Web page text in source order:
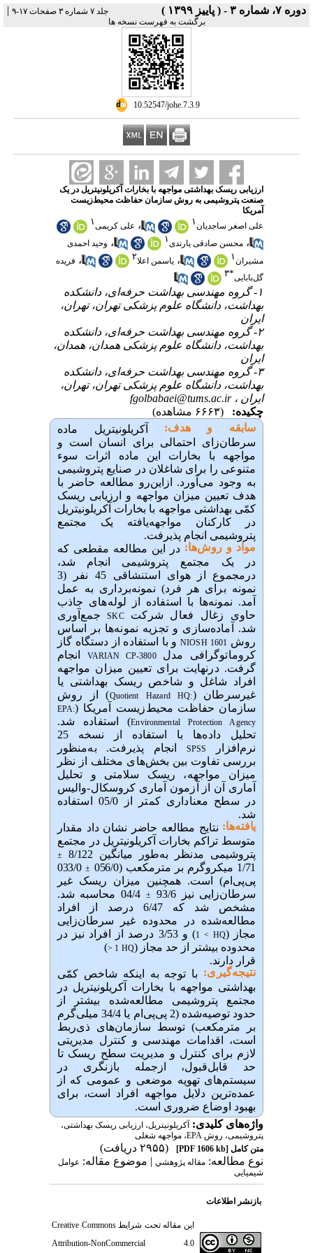
دوره ۷، شماره ۳ - ( پاییز ۱۳۹۹ ) جلد ۷ شماره ۳ صفحات ۱۷-۹ |
برگشت به فهرست نسخه ها
‎ 10.52547/johe.7.3.9
ارزیابی ریسک بهداشتی مواجهه با بخارات آکریلونیتریل در یک
صنعت پتروشیمی به روش سازمان حفاظت محیط‌زیست
آمریکا
علی اصغر ساجدیان۱ ، علی کریمی۱
، محسن صادقی یارندی۱ ، وحید احمدی
مشیران۱ ، یاسمن اعلا۲ ، فریده
گل‌بابایی*۳
۱- گروه مهندسی بهداشت حرفه‌ای، دانشکده
بهداشت، دانشگاه علوم پزشکی تهران، تهران،
ایران
۲- گروه مهندسی بهداشت حرفه‌ای، دانشکده
بهداشت، دانشگاه علوم پزشکی همدان، همدان،
ایران
۳- گروه مهندسی بهداشت حرفه‌ای، دانشکده
بهداشت، دانشگاه علوم پزشکی تهران، تهران،
ایران ،fgolbabaei@tums.ac.ir
چکیده:
(۶۶۶۳ مشاهده)
سابقه و هدف: آکریلونیتریل ماده
سرطان‌زای احتمالی برای انسان است و
مواجهه با بخارات این ماده اثرات سوء
متنوعی را برای شاغلان در صنایع پتروشیمی
به وجود می‌آورد. ازاین‌رو مطالعه حاضر با
هدف تعیین میزان مواجهه و ارزیابی ریسک
کمّی بهداشتی مواجهه با بخارات آکریلونیتریل
در کارکنان مواجهه‌یافته یک مجتمع
پتروشیمی انجام پذیرفت.
مواد و روش‌‌ها: در این مطالعه مقطعی که
در یک مجتمع پتروشیمی انجام شد،
درمجموع از هوای استنشاقی 45 نفر (3
نمونه برای هر فرد) نمونه‌برداری به عمل
آمد. نمونه‌ها با استفاده از لوله‌های جاذب
حاوی زغال فعال شرکتSKCجمع‌آوری
شد. آماده‌سازی و تجزیه نمونه‌ها بر اساس
روش 1601
NIOSH و با استفاده از دستگاه گاز
کروماتوگرافی مدلVARIAN CP-3800
انجام
گرفت. درنهایت برای تعیین میزان مواجهه
افراد شاغل و شاخص ریسک بهداشتی یا
غیرسرطان (HQ:
Hazard
Quotient) از روش
سازمان حفاظت محیط‌زیست آمریکا (EPA:
Environmental Protection Agency) استفاده شد.
تحلیل داده‌ها با استفاده از نسخه 25
نرم‌افزار
SPSSانجام پذیرفت. به‌منظور
بررسی تفاوت بین بخش‌های مختلف از نظر
میزان مواجهه، ریسک سلامتی و تحلیل
آماری آن از آزمون آماری کروسکال-والیس
در سطح معناداری کمتر از 05/0 استفاده
شد.
یافته‌ها: نتایج مطالعه حاضر نشان داد مقدار
متوسط تراکم بخارات آکریلونیتریل در مجتمع
پتروشیمی مدنظر به‌طور میانگین 8/122
±
1/71 میکروگرم بر مترمکعب (056/0
±
033/0
پی‌پی‌ام) است. همچنین میزان ریسکغیر
سرطان‌زایی نیز 93/6
±
04/4 محاسبه شد.
مشخص شد که 6/47 درصد از افراد
مطالعه‌شده در محدوده غیر سرطان‌زایی
مجاز (HQ
<
1
) و 3/53 درصد از افراد نیز در
محدوده بیشتر از حد مجاز (HQ
> 1
)
قرار دارند.
نتیجه‌گیری: با توجه به اینکه شاخص کمّی
بهداشتی مواجهه با بخارات آکریلونیتریل در
مجتمع پتروشیمی مطالعه‌شده بیشتر از
حدود توصیه‌شده (2 پی‌پی‌ام یا 34/4 میلی‌گرم
بر مترمکعب) توسط سازمان‌های ذی‌ربط
است، اقدامات مهندسی و کنترل مدیریتی
لازم برای کنترل و مدیریت سطح ریسک تا
حد قابل‌قبول، ازجمله بازنگری در
سیستم‌های تهویه موضعی و عمومی که از
عمده‌ترین دلایل مواجهه افراد است، برای
بهبود اوضاع ضروری است.
واژه‌های کلیدی:آکریلونیتریل، ارزیابی ریسک بهداشتی،
پتروشیمی، روش EPA، مواجهه شغلی
متن کامل [PDF 1606 kb]
(۲۹۵۵ دریافت)
نوع مطالعه: مقاله پژوهشي| موضوع مقاله: عوامل
شیمیایی
بازنشر اطلاعات
این مقاله تحت شرایطCreative Commons
Attribution-NonCommercial 4.0